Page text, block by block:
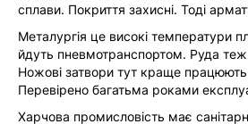
сплави. Покриття захисні. Тоді
Металургія це високі температури
йдуть пневмотранспортом. Руда
Ножові затвори тут краще працюють
Перевірено багатьма роками
Харчова промисловість має